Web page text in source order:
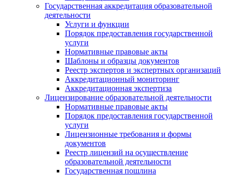
Государственная аккредитация образовательной
деятельности
Услуги и функции
Порядок предоставления государственной
услуги
Нормативные правовые акты
Шаблоны и образцы документов
Реестр экспертов и экспертных организаций
Аккредитационный мониторинг
Аккредитационная экспертиза
Лицензирование образовательной деятельности
Нормативные правовые акты
Порядок предоставления государственной
услуги
Лицензионные требования и формы
документов
Реестр лицензий на осуществление
образовательной деятельности
Государственная пошлина